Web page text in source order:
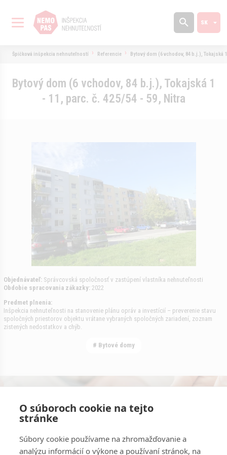
O súboroch cookie na tejto
stránke
Súbory cookie používame na zhromažďovanie a
analýzu informácií o výkone a používaní stránok, na
Špičková inšpekcia nehnuteľností Referencie Bytový dom (6 vchodov, 84 b.j.), Tokajská
Bytový dom (6 vchodov, 84 b.j.), Tokajská 1
- 11, parc. č. 425/54 - 59, Nitra
Objednávateľ:Správcovská spoločnosť v zastúpení vlastníka nehnuteľnosti
Obdobie spracovania zákazky:2022
Predmet plnenia:
Inšpekcia nehnuteľnosti na stanovenie plánu opráv a investícií – preverenie stavu
spoločných priestorov objektu vrátane vybraných spoločných zariadení, zoznam
zistených nedostatkov a chýb.
# Bytové domy
Konzultácie s odborníkmi zadarmo.